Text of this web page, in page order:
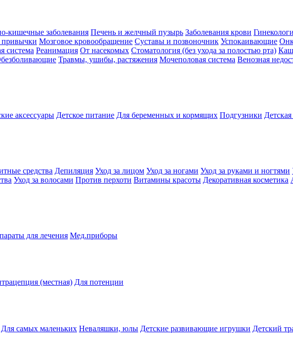
кишечные заболевания Печень и желчный пузырь Заболевания крови
Мозговое кровообращение Суставы и позвоночник Успокаивающие
система Реанимация От насекомых Стоматология (без ухода за полостью рта)
Травмы, ушибы, растяжения Мочеполовая система Венозная
аксессуары Детское питание Для беременных и кормящих Подгузники
средства Депиляция Уход за лицом Уход за ногами Уход за руками и ногтями
Уход за волосами Против перхоти Витамины красоты Декоративная косметика
для лечения Мед.приборы
(местная) Для потенции
Для самых маленьких Неваляшки, юлы Детские развивающие игрушки Детский